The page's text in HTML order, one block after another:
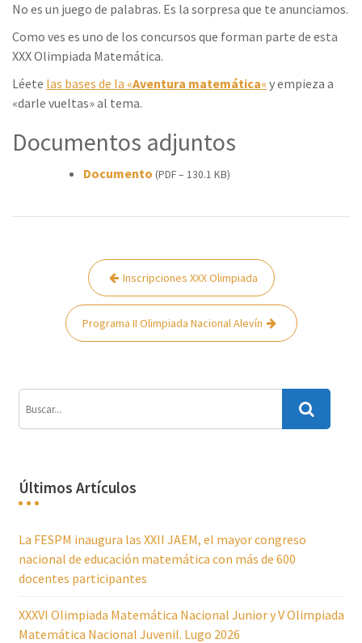
No es un juego de palabras. Es la sorpresa que te anunciamos.
Como ves es uno de los concursos que forman parte de esta
XXX Olimpiada Matemática.
Léete las bases de la «Aventura matemática« y empieza a
«darle vueltas» al tema.
Documentos adjuntos
Documento (PDF – 130.1 KB)
Navegación
entradas
Inscripciones XXX Olimpiada
Programa II Olimpiada Nacional Alevín
Últimos Artículos
La FESPM inaugura las XXII JAEM, el mayor congreso
nacional de educación matemática con más de 600
docentes participantes
XXXVI Olimpiada Matemática Nacional Junior y V Olimpiada
Matemática Nacional Juvenil. Lugo 2026